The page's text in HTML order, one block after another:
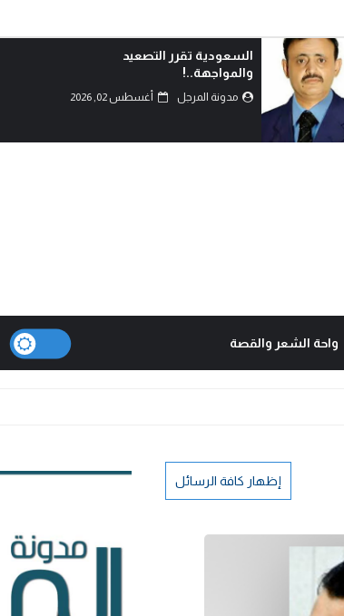
أحزموا حقائبكم وترقبوا..!
مدونة المرجل
واحة الشعر والقصة
إظهار كافة الرسائل